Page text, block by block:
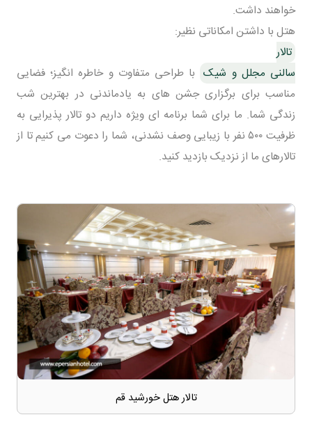
خواهند داشت.
هتل با داشتن امکاناتی نظیر:
تالار
سالنی مجلل و شیک با طراحی متفاوت و خاطره انگیز؛ فضایی
مناسب برای برگزاری جشن های به یادماندنی در بهترین شب
زندگی شما. ما برای شما برنامه ای ویژه داریم دو تالار پذیرایی به
ظرفیت ۵۰۰ نفر با زیبایی وصف نشدنی، شما را دعوت می کنیم تا از
تالارهای ما از نزدیک بازدید کنید.
تالار هتل خورشید قم